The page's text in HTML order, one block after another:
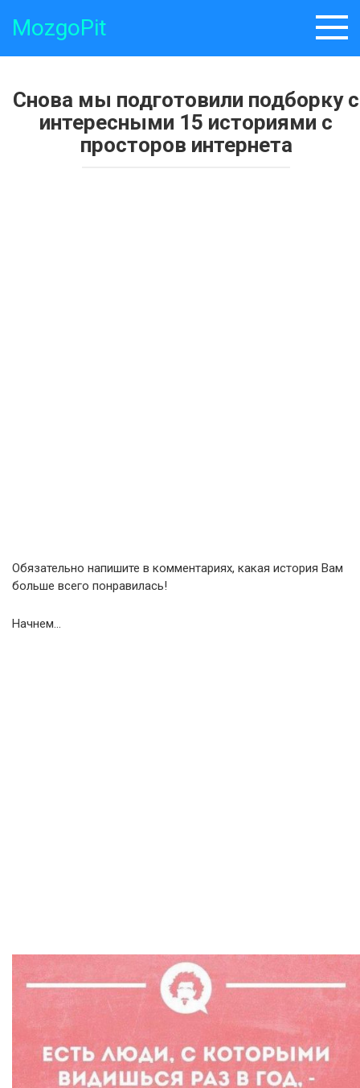
MozgoPit
Снова мы подготовили подборку с
интересными 15 историями с
просторов интернета
Обязательно напишите в комментариях, какая история Вам
больше всего понравилась!
Начнем…